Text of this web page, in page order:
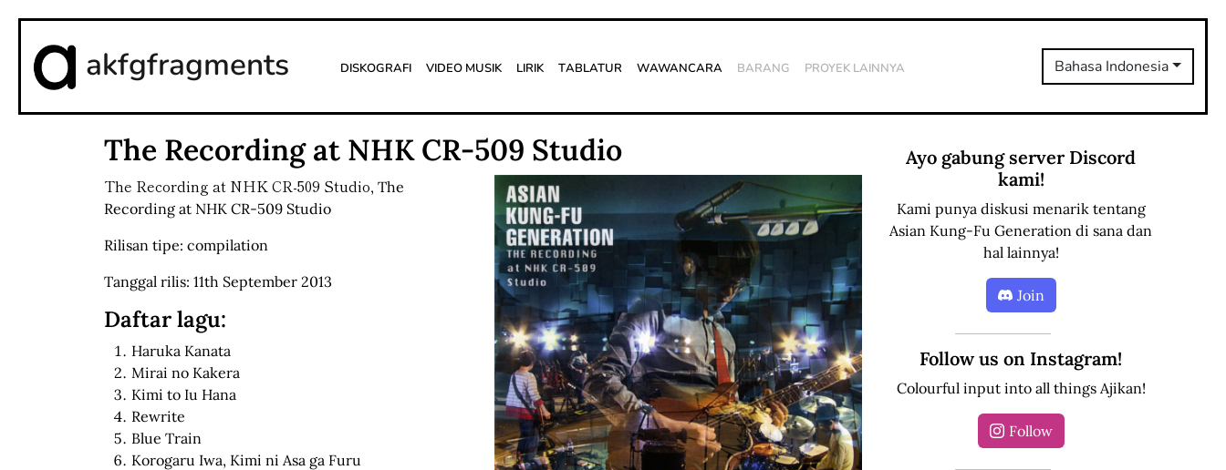
akfgfragments Diskografi Video Musik Lirik Tablatur Wawancara Barang Proyek Lainnya Bahasa Indonesia
The Recording at NHK CR-509 Studio
The Recording at NHK CR-509 Studio, The
Recording at NHK CR-509 Studio
Rilisan tipe: compilation
Tanggal rilis: 11th September 2013
Daftar lagu:
Haruka Kanata
Mirai no Kakera
Kimi to Iu Hana
Rewrite
Blue Train
Korogaru Iwa, Kimi ni Asa ga Furu
Ayo gabung server Discord
kami!
Kami punya diskusi menarik tentang
Asian Kung-Fu Generation di sana dan
hal lainnya!
Join
Follow us on Instagram!
Colourful input into all things Ajikan!
Follow